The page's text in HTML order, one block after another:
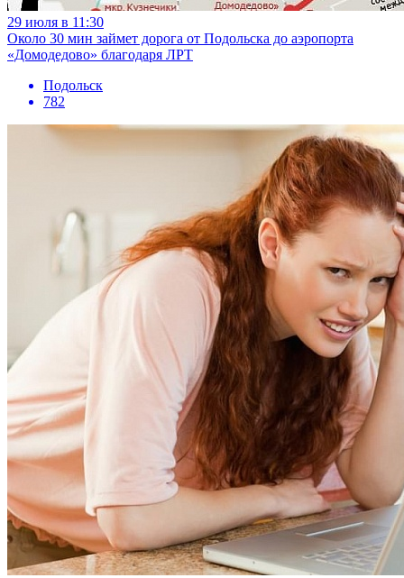
29 июля в 11:30
Около 30 мин займет дорога от Подольска до аэропорта
«Домодедово» благодаря ЛРТ
Подольск
782